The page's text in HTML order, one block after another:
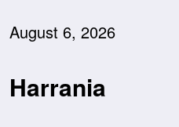
August 6, 2026
Harrania